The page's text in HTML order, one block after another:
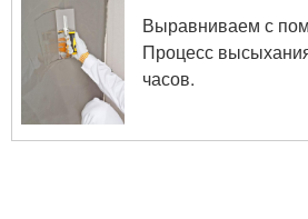
Выравниваем с
Процесс
часов.